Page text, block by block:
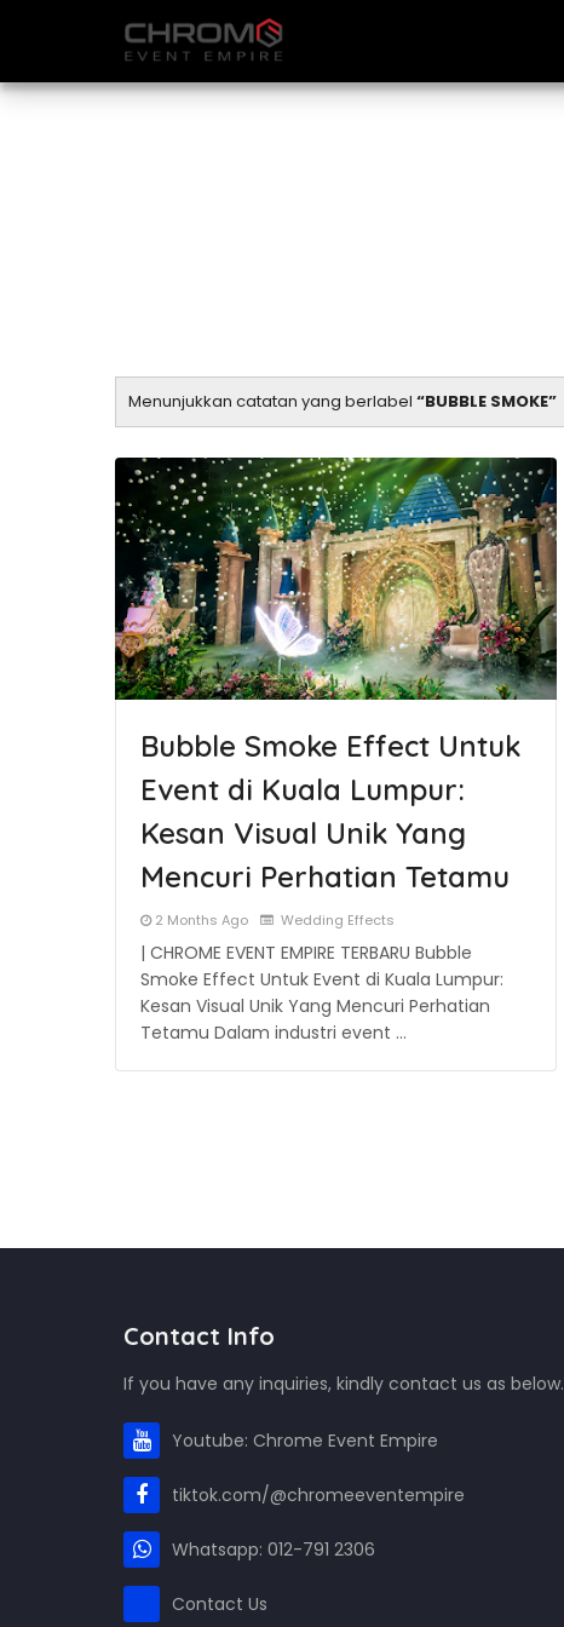
Menunjukkan catatan yang berlabel BUBBLE SMOKE
Bubble Smoke Effect Untuk
Event di Kuala Lumpur:
Kesan Visual Unik Yang
Mencuri Perhatian Tetamu
2 Months Ago Wedding Effects
| CHROME EVENT EMPIRE TERBARU Bubble
Smoke Effect Untuk Event di Kuala Lumpur:
Kesan Visual Unik Yang Mencuri Perhatian
Tetamu Dalam industri event …
Contact Info
If you have any inquiries, kindly contact us as below.
Youtube: Chrome Event Empire
tiktok.com/@chromeeventempire
Whatsapp: 012-791 2306
Contact Us